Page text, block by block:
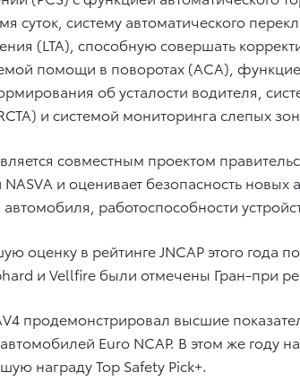
суток, систему автоматического
(LTA), способную совершать
помощи в поворотах (ACA),
об усталости водителя,
и системой мониторинга слепых
совместным проектом
и оценивает безопасность новых
работоспособности
оценку в рейтинге JNCAP этого
и Vellfire были отмечены Гран-при
продемонстрировал высшие
Euro NCAP. В этом же году
награду Top Safety Pick+.